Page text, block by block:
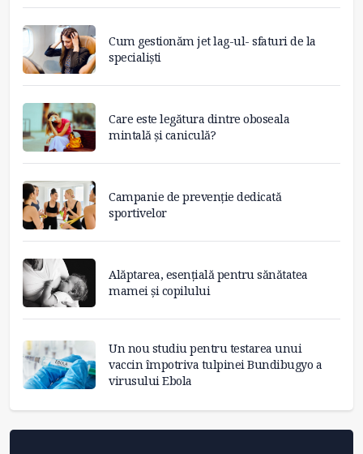
Cum gestionăm jet lag-ul- sfaturi de la
specialiști
Care este legătura dintre oboseala
mintală și caniculă?
Campanie de prevenție dedicată
sportivelor
Alăptarea, esențială pentru sănătatea
mamei și copilului
Un nou studiu pentru testarea unui
vaccin împotriva tulpinei Bundibugyo a
virusului Ebola